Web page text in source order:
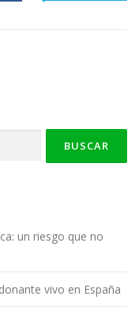
un riesgo que no
vivo en España